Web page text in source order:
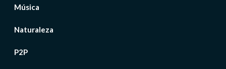
Música
Naturaleza
P2P